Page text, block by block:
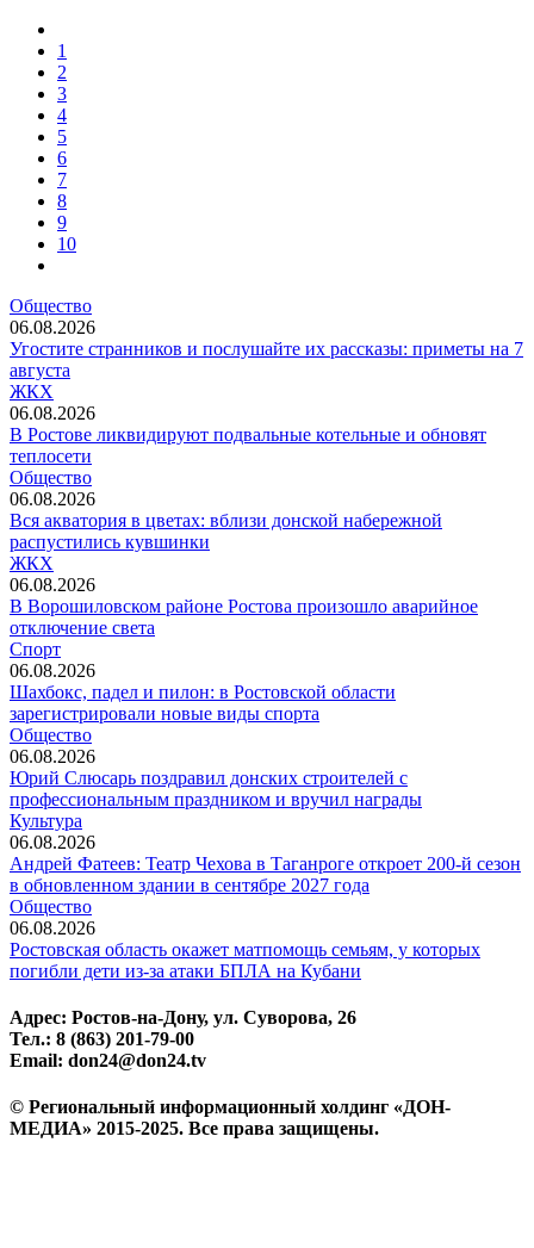
1
2
3
4
5
6
7
8
9
10
Общество
06.08.2026
Угостите странников и послушайте их рассказы: приметы на 7
августа
ЖКХ
06.08.2026
В Ростове ликвидируют подвальные котельные и обновят
теплосети
Общество
06.08.2026
Вся акватория в цветах: вблизи донской набережной
распустились кувшинки
ЖКХ
06.08.2026
В Ворошиловском районе Ростова произошло аварийное
отключение света
Спорт
06.08.2026
Шахбокс, падел и пилон: в Ростовской области
зарегистрировали новые виды спорта
Общество
06.08.2026
Юрий Слюсарь поздравил донских строителей с
профессиональным праздником и вручил награды
Культура
06.08.2026
Андрей Фатеев: Театр Чехова в Таганроге откроет 200-й сезон
в обновленном здании в сентябре 2027 года
Общество
06.08.2026
Ростовская область окажет матпомощь семьям, у которых
погибли дети из-за атаки БПЛА на Кубани
Адрес: Ростов-на-Дону, ул. Суворова, 26
Тел.: 8 (863) 201-79-00
Email: don24@don24.tv
© Региональный информационный холдинг «ДОН-
МЕДИА» 2015-2025. Все права защищены.